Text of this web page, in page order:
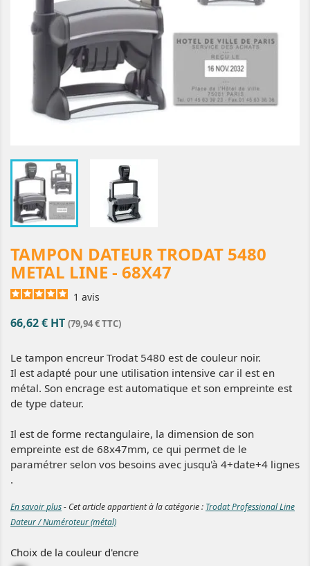
TAMPON DATEUR TRODAT 5480
METAL LINE - 68X47
1 avis
66,62 € HT (79,94 € TTC)
Le tampon encreur Trodat 5480 est de couleur noir.
Il est adapté pour une utilisation intensive car il est en
métal. Son encrage est automatique et son empreinte est
de type dateur.
Il est de forme rectangulaire, la dimension de son
empreinte est de 68x47mm, ce qui permet de le
paramétrer selon vos besoins avec jusqu'à 4+date+4 lignes
.
En savoir plus- Cet article appartient à la catégorie : Trodat Professional Line
Dateur / Numéroteur (métal)
Choix de la couleur d'encre